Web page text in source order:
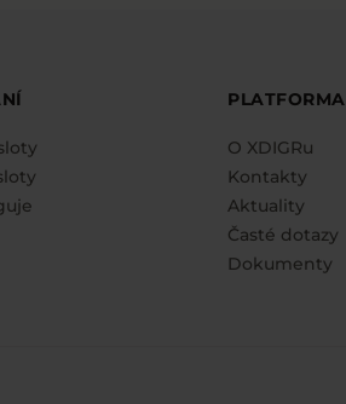
PLATFORMA
O XDIGRu
Kontakty
Aktuality
Časté dotazy
Dokumenty